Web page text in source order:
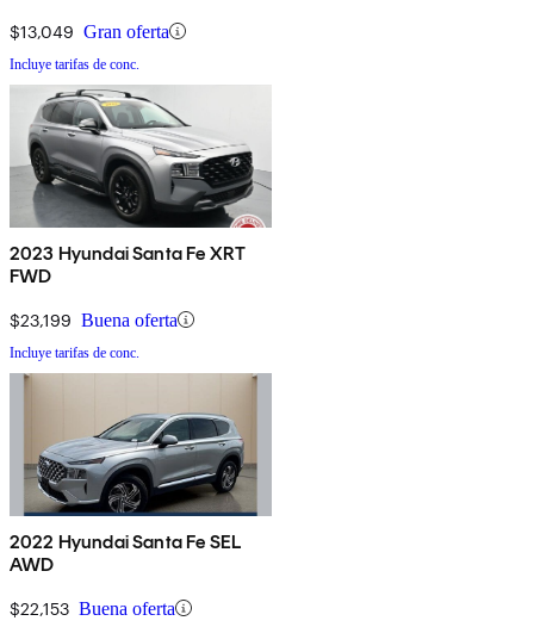
$13,049 Gran oferta
Incluye tarifas de conc.
2023 Hyundai Santa Fe XRT
FWD
$23,199 Buena oferta
Incluye tarifas de conc.
2022 Hyundai Santa Fe SEL
AWD
$22,153 Buena oferta